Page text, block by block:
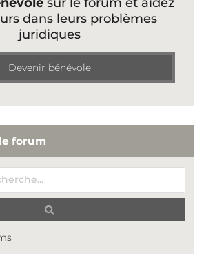
dans leurs problèmes
juridiques
Devenir bénévole
forum